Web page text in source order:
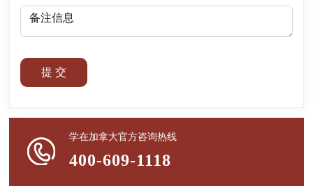
提 交
学在加拿大官方咨询热线
400-609-1118